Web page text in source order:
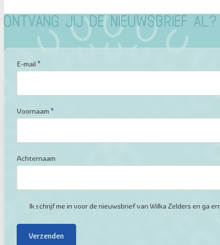
Ontvang jij de nieuwsbrief al?
Sectie
E-mail *
Voornaam *
Achternaam
Ik schrijf me in voor de nieuwsbrief van Wilka Zelders en ga
Verzenden